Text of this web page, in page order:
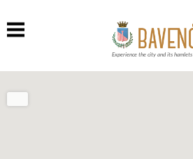
Experience the city and its hamlets